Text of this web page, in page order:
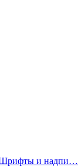
и надпи…